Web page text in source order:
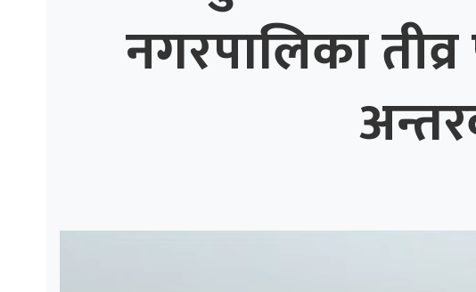
नगरपालिका